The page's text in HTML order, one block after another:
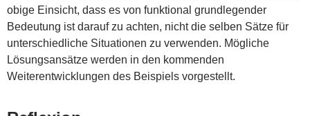
obige Einsicht, dass es von funktional grundlegender
Bedeutung ist darauf zu achten, nicht die selben Sätze für
unterschiedliche Situationen zu verwenden. Mögliche
Lösungsansätze werden in den kommenden
Weiterentwicklungen des Beispiels vorgestellt.